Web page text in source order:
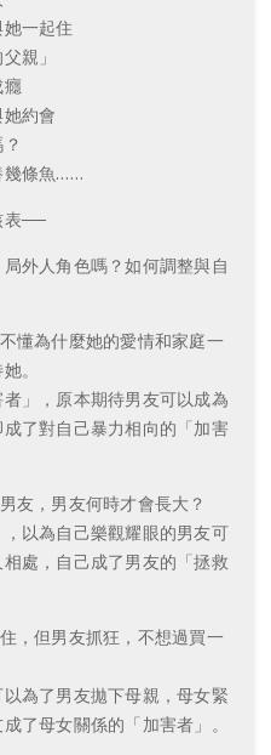
一起住
親」
癮
約會
幾條魚……
表──
外人角色嗎？如何調整與自
懂為什麼她的愛情和家庭一
。
」，原本期待男友可以成為
了對自己暴力相向的「加害
友，男友何時才會長大？
以為自己樂觀耀眼的男友可
處，自己成了男友的「拯救
，但男友抓狂，不想過買一
為了男友拋下母親，母女緊
了母女關係的「加害者」。